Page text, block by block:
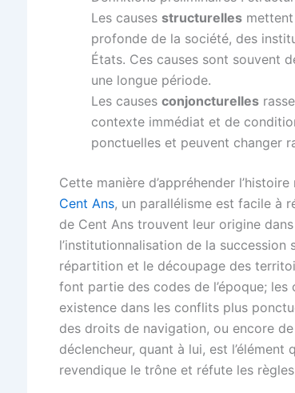
Les causes structurelles
profonde de la société, des
États. Ces causes sont souvent
une longue période.
Les causes conjoncturelles
contexte immédiat et de
ponctuelles et peuvent changer
Cette manière d’appréhender
Cent Ans, un parallélisme est facile à
de Cent Ans trouvent leur origine
l’institutionnalisation de la
répartition et le découpage des
font partie des codes de l’époque;
existence dans les conflits plus
des droits de navigation, ou encore
déclencheur, quant à lui, est l’élément
revendique le trône et réfute les